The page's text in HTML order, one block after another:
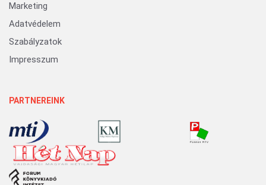
Marketing
Adatvédelem
Szabályzatok
Impresszum
PARTNEREINK